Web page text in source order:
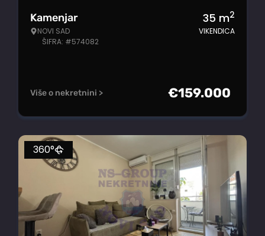
Kamenjar
NOVI SAD
ŠIFRA: #574082
35 m2
VIKENDICA
Više o nekretnini > €159.000
360°